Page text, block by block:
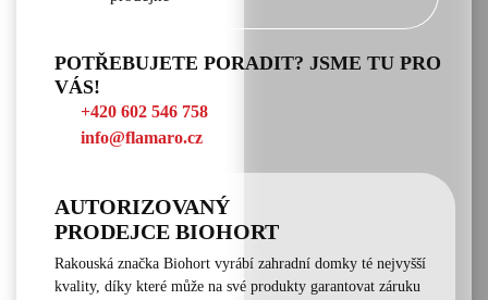
POTŘEBUJETE PORADIT? JSME TU PRO
VÁS!
+420 602 546 758
info@flamaro.cz
AUTORIZOVANÝ
PRODEJCE BIOHORT
Rakouská značka Biohort vyrábí zahradní domky té nejvyšší
kvality, díky které může na své produkty garantovat záruku